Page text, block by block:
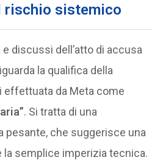
rischio sistemico
discussi dell’atto di accusa
la qualifica della
effettuata da Meta come
. Si tratta di una
pesante, che suggerisce una
la semplice imperizia tecnica.